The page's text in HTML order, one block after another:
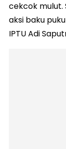
cekcok mulut.
aksi baku
IPTU Adi